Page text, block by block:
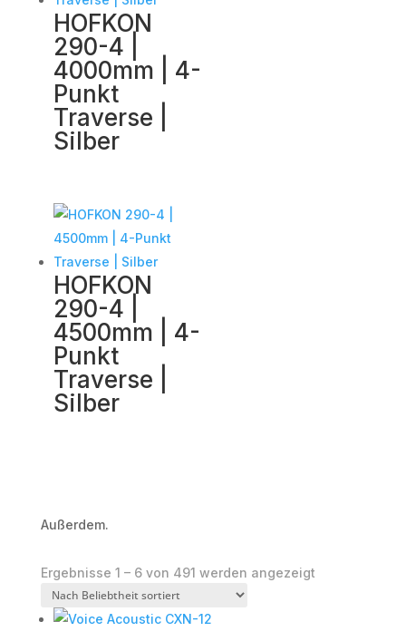
HOFKON
290-4 |
4000mm | 4-
Punkt
Traverse |
Silber
HOFKON
290-4 |
4500mm | 4-
Punkt
Traverse |
Silber
Außerdem.
Ergebnisse 1 – 6 von 491 werden angezeigtNach